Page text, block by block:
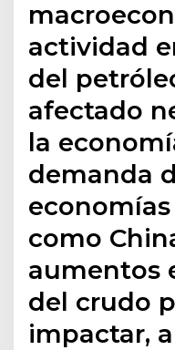
actividad
del
afectado
la
demanda
como
aumentos
del crudo
impactar,